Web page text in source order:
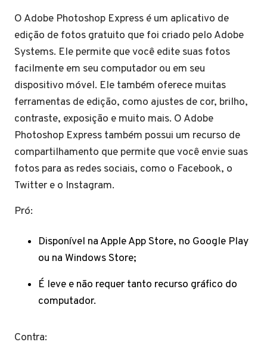
O Adobe Photoshop Express é um aplicativo de
edição de fotos gratuito que foi criado pelo Adobe
Systems. Ele permite que você edite suas fotos
facilmente em seu computador ou em seu
dispositivo móvel. Ele também oferece muitas
ferramentas de edição, como ajustes de cor, brilho,
contraste, exposição e muito mais. O Adobe
Photoshop Express também possui um recurso de
compartilhamento que permite que você envie suas
fotos para as redes sociais, como o Facebook, o
Twitter e o Instagram.
Pró:
Disponível na Apple App Store, no Google Play
ou na Windows Store;
É leve e não requer tanto recurso gráfico do
computador.
Contra: